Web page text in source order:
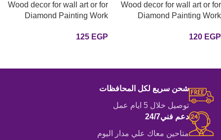
Wood decor for wall art or for
Diamond Painting Work
ملي للتزين او للرسم بالماس عليه
120 EGP
Wood decor for wall art or for
Diamond Painting Work
125 EGP
شحن سريع لكل المحافظات
توصيل خلال 5 ايام عمل
دعم فني24/7
متاحين معاك علي مدار اليوم